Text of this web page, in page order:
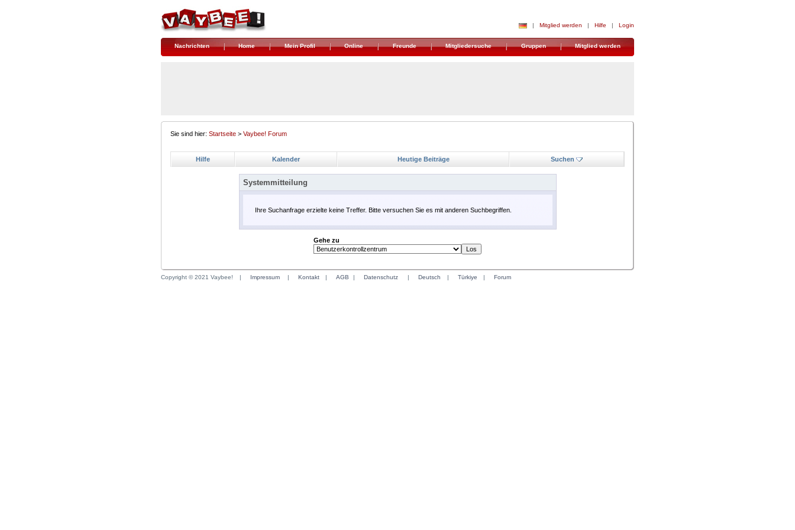
| Mitglied werden | Hilfe | Login
Nachrichten Home Mein Profil Online Freunde Mitgliedersuche Gruppen Mitglied werden
Sie sind hier: Startseite > Vaybee! Forum
Hilfe Kalender Heutige Beiträge Suchen
Systemmitteilung
Ihre Suchanfrage erzielte keine Treffer. Bitte versuchen Sie es mit anderen Suchbegriffen.
Gehe zu
Copyright © 2021 Vaybee! | Impressum | Kontakt | AGB | Datenschutz | Deutsch | Türkiye | Forum